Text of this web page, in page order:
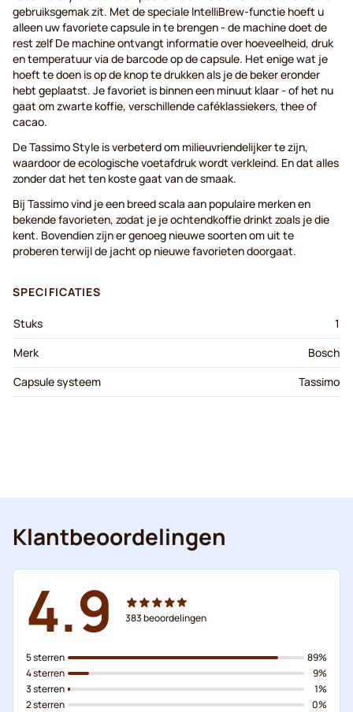
gebruiksgemak zit. Met de speciale IntelliBrew-functie hoeft u
alleen uw favoriete capsule in te brengen - de machine doet de
rest zelf De machine ontvangt informatie over hoeveelheid, druk
en temperatuur via de barcode op de capsule. Het enige wat je
hoeft te doen is op de knop te drukken als je de beker eronder
hebt geplaatst. Je favoriet is binnen een minuut klaar - of het nu
gaat om zwarte koffie, verschillende caféklassiekers, thee of
cacao.
De Tassimo Style is verbeterd om milieuvriendelijker te zijn,
waardoor de ecologische voetafdruk wordt verkleind. En dat alles
zonder dat het ten koste gaat van de smaak.
Bij Tassimo vind je een breed scala aan populaire merken en
bekende favorieten, zodat je je ochtendkoffie drinkt zoals je die
kent. Bovendien zijn er genoeg nieuwe soorten om uit te
proberen terwijl de jacht op nieuwe favorieten doorgaat.
SPECIFICATIES
Stuks
1
Merk
Bosch
Capsule systeem
Tassimo
Klantbeoordelingen
4.9 383beoordelingen
5 sterren
4 sterren
3 sterren
2 sterren
89%
9%
1%
0%